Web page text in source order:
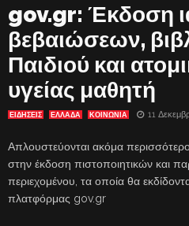
gov.gr: Έκδοση
βεβαιώσεων,
Παιδιού και
υγείας μαθητή
ΕΙΔΗΣΕΙΣ ΕΛΛΑΔΑ ΚΟΙΝΩΝΙΑ 11
Απλουστεύονται ακόμα
στην έκδοση πιστοποιητικών και
περιεχομένου, τα οποία θα
πλατφόρμας gov.gr